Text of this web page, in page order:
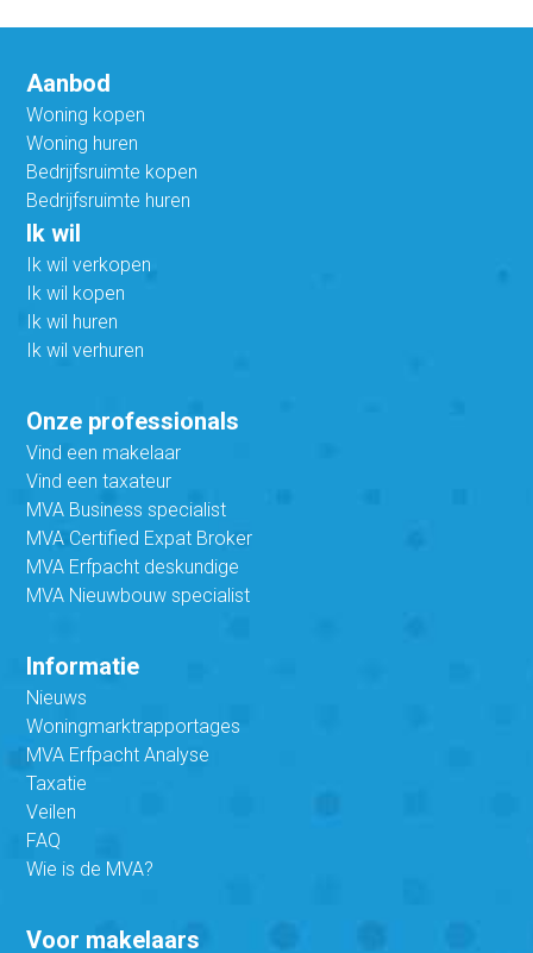
Aanbod
Woning kopen
Woning huren
Bedrijfsruimte kopen
Bedrijfsruimte huren
Ik wil
Ik wil verkopen
Ik wil kopen
Ik wil huren
Ik wil verhuren
Onze professionals
Vind een makelaar
Vind een taxateur
MVA Business specialist
MVA Certified Expat Broker
MVA Erfpacht deskundige
MVA Nieuwbouw specialist
Informatie
Nieuws
Woningmarktrapportages
MVA Erfpacht Analyse
Taxatie
Veilen
FAQ
Wie is de MVA?
Voor makelaars